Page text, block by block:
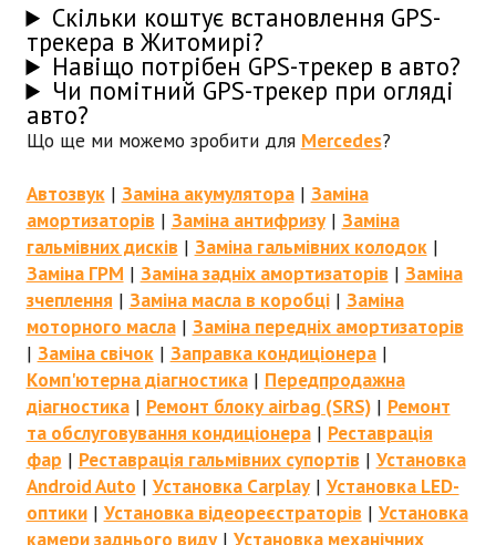
Скільки коштує встановлення GPS-
трекера в Житомирі?
Навіщо потрібен GPS-трекер в авто?
Чи помітний GPS-трекер при огляді
авто?
Що ще ми можемо зробити для Mercedes?
Автозвук| Заміна акумулятора| Заміна
амортизаторів | Заміна антифризу| Заміна
гальмівних дисків | Заміна гальмівних колодок|
Заміна ГРМ | Заміна задніх амортизаторів | Заміна
зчеплення | Заміна масла в коробці| Заміна
моторного масла| Заміна передніх амортизаторів
| Заміна свічок| Заправка кондиціонера|
Комп'ютерна діагностика| Передпродажна
діагностика| Ремонт блоку airbag (SRS)| Ремонт
та обслуговування кондиціонера| Реставрація
фар | Реставрація гальмівних супортів | Установка
Android Auto | Установка Carplay| Установка LED-
оптики| Установка відеореєстраторів | Установка
камери заднього виду| Установка механічних